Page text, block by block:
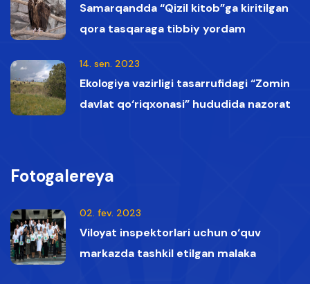
Samarqandda “Qizil kitob”ga kiritilgan
qora tasqaraga tibbiy yordam
14. sen. 2023
Ekologiya vazirligi tasarrufidagi “Zomin
davlat qo‘riqxonasi” hududida nazorat
Fotogalereya
02. fev. 2023
Viloyat inspektorlari uchun o‘quv
markazda tashkil etilgan malaka